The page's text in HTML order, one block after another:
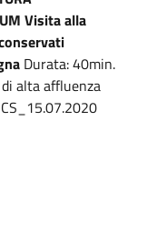
Visita alla
Durata: 40min.
alta affluenza